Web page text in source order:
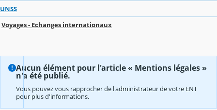
UNSS
Voyages - Echanges internationaux
Aucun élément pour l'article « Mentions légales »
n'a été publié.
Vous pouvez vous rapprocher de l'administrateur de votre ENT
pour plus d'informations.